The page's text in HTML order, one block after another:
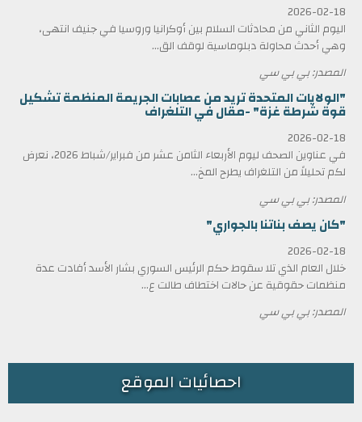
2026-02-18
اليوم الثاني من محادثات السلام بين أوكرانيا وروسيا في جنيف انتهى،
وهي أحدث محاولة دبلوماسية لوقف الق...
المصدر: بي بي سي
"الولايات المتحدة تريد من عصابات الجريمة المنظمة تشكيل
قوة شرطة غزة" -مقال في التلغراف
2026-02-18
في عناوين الصحف ليوم الأربعاء الثامن عشر من فبراير/شباط 2026، نعرض
لكم تحليلاً من التلغراف يطرح المخ...
المصدر: بي بي سي
"كان يصف بناتنا بالجواري"
2026-02-18
خلال العام الذي تلا سقوط حكم الرئيس السوري بشار الأسد أفادت عدة
منظمات حقوقية عن حالات اختطاف طالت ع...
المصدر: بي بي سي
احصائيات الموقع